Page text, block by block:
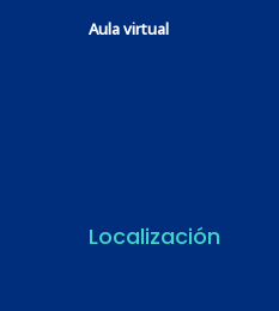
Aula virtual
Localización